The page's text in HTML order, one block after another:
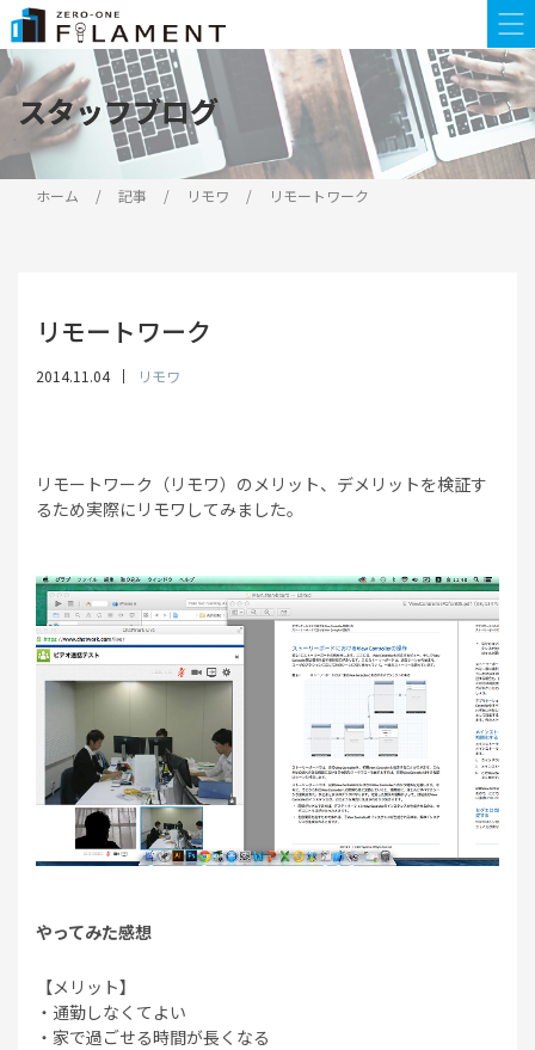
スタッフブログ
スタッフブログ
ホーム 記事 リモワ リモートワーク
リモートワーク
2014.11.04 リモワ
リモートワーク（リモワ）のメリット、デメリットを検証す
るため実際にリモワしてみました。
やってみた感想
【メリット】
・通勤しなくてよい
・家で過ごせる時間が長くなる